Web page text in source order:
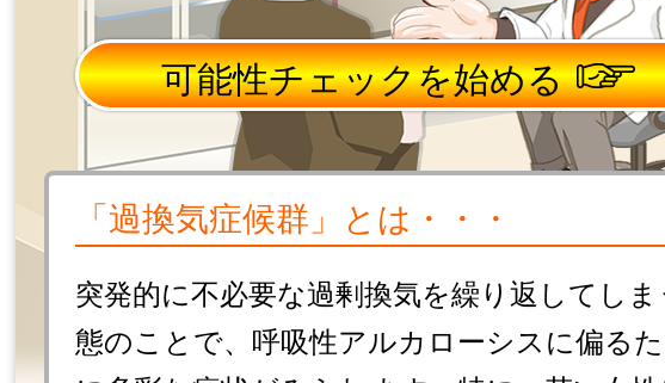
可能性チェックを始める
「過換気症候群」とは・・・
突発的に不必要な過剰換気を繰り返してし
態のことで、呼吸性アルカローシスに偏る